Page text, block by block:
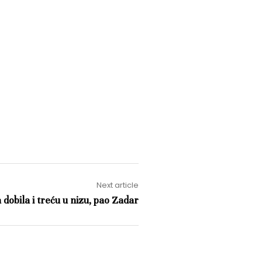
Next article
dobila i treću u nizu, pao Zadar